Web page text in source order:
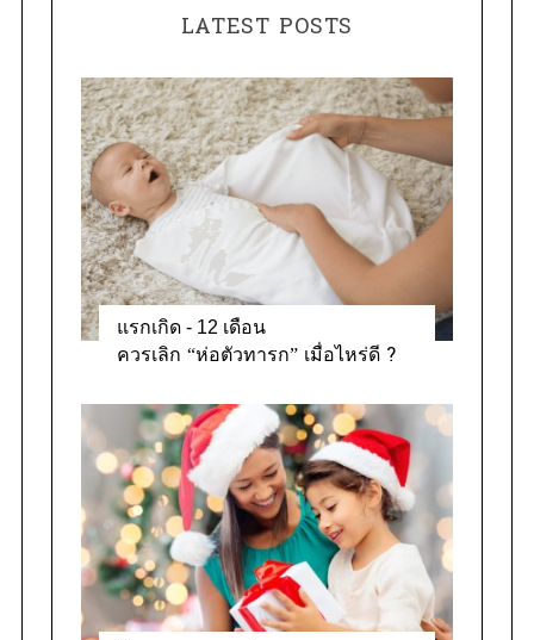
o
r
i
e
s
LATEST POSTS
แรกเกิด - 12 เดือน
ควรเลิก “ห่อตัวทารก” เมื่อไหร่ดี ?